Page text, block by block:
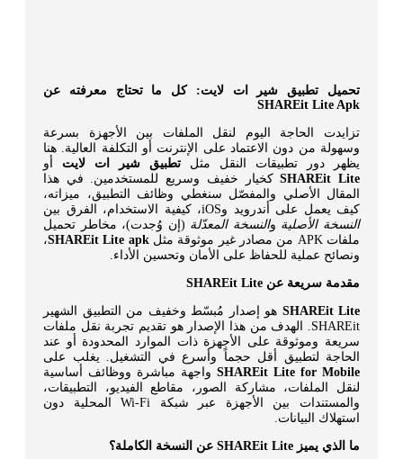
تحميل تطبيق شير ات لايت: كل ما تحتاج معرفته عن
SHAREit Lite Apk
تزايدت الحاجة اليوم لنقل الملفات بين الأجهزة بسرعة
وسهولة من دون الاعتماد على الإنترنت أو التكلفة العالية. هنا
يظهر دور تطبيقات النقل مثل تطبيق شير ات لايت أو
SHAREit Liteكخيار خفيف وسريع للمستخدمين. في هذا
المقال الأصلي والمفصّل سنغطي وظائف التطبيق، ميزاته،
كيف يعمل على أندرويد وiOS، كيفية الاستخدام، الفرق بين
النسخة الأصلية والنسخة المعدّلة (إن وُجدت)، مخاطر تحميل
ملفات APK من مصادر غير موثوقة مثل
SHAREit Lite apk،
ونصائح عملية للحفاظ على الأمان وتحسين الأداء.
مقدمة سريعة عن SHAREit Lite
SHAREit Lite هو إصدار مُبسّط وخفيف من التطبيق الشهير
SHAREit. الهدف من هذا الإصدار هو تقديم تجربة نقل ملفات
سريعة وموثوقة على الأجهزة ذات الموارد المحدودة أو عند
الحاجة لتطبيق أقل حجماً وأسرع في التشغيل. يغلب على
SHAREit Lite for Mobile واجهة مباشرة ووظائف أساسية
لنقل الملفات، مشاركة الصور، مقاطع الفيديو، التطبيقات،
والمستندات بين الأجهزة عبر شبكة Wi-Fi المحلية دون
استهلاك البيانات.
ما الذي يميز SHAREit Lite عن النسخة الكاملة؟